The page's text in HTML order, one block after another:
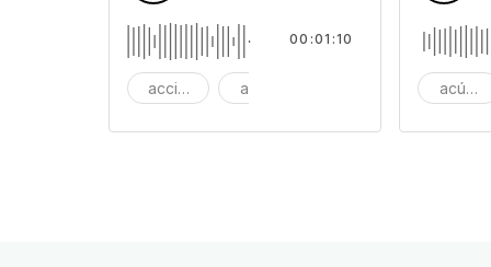
acción aventura fondo piano
00:01:10